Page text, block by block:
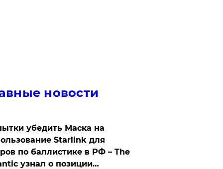
новости
убедить Маска на
Starlink для
по баллистике в РФ – The
узнал о позиции